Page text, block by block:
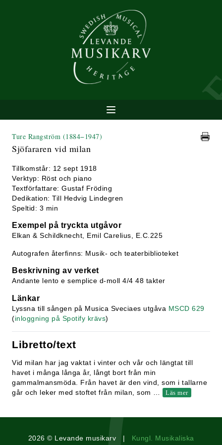
Ture Rangström (1884−1947)
Sjöfararen vid milan
Tillkomstår: 12 sept 1918
Verktyp: Röst och piano
Textförfattare: Gustaf Fröding
Dedikation: Till Hedvig Lindegren
Speltid: 3 min
Exempel på tryckta utgåvor
Elkan & Schildknecht, Emil Carelius, E.C.225
Autografen återfinns: Musik- och teaterbiblioteket
Beskrivning av verket
Andante lento e semplice d-moll 4/4 48 takter
Länkar
Lyssna till sången på Musica Sveciaes utgåva MSCD 629
(inloggning på Spotify krävs)
Libretto/text
Vid milan har jag vaktat i vinter och vår och längtat till
havet i många långa år, långt bort från min
gammalmansmöda. Från havet är den vind, som i tallarne
går och leker med stoftet från milan, som
Läs mer
2026 © Levande musikarv | Kungl. Musikaliska